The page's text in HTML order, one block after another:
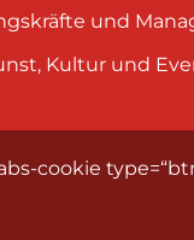
und
Kultur und
cookie